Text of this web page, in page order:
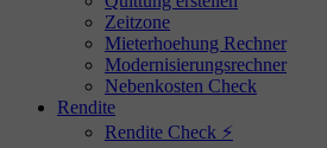
Zeitzone
Mieterhoehung Rechner
Modernisierungsrechner
Nebenkosten Check
Rendite
Rendite Check ⚡